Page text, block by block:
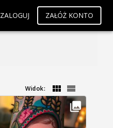
ZALOGUJ ZAŁÓŻ KONTO
Widok: